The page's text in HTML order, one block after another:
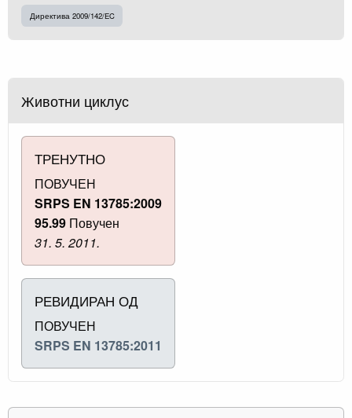
Директива 2009/142/EC
Животни циклус
ТРЕНУТНО
ПОВУЧЕН
SRPS EN 13785:2009
95.99 Повучен
31. 5. 2011.
РЕВИДИРАН ОД
ПОВУЧЕН
SRPS EN 13785:2011